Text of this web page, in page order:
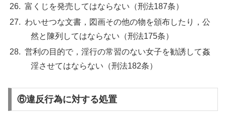
富くじを発売してはならない（刑法187条）
わいせつな文書，図画その他の物を頒布したり，公
然と陳列してはならない（刑法175条）
営利の目的で，淫行の常習のない女子を勧誘して姦
淫させてはならない（刑法182条）
⑥違反行為に対する処置